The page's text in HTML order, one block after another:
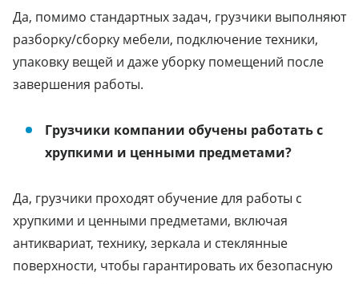
Да, помимо стандартных задач, грузчики выполняют
разборку/сборку мебели, подключение техники,
упаковку вещей и даже уборку помещений после
завершения работы.
Грузчики компании обучены работать с
хрупкими и ценными предметами?
Да, грузчики проходят обучение для работы с
хрупкими и ценными предметами, включая
антиквариат, технику, зеркала и стеклянные
поверхности, чтобы гарантировать их безопасную